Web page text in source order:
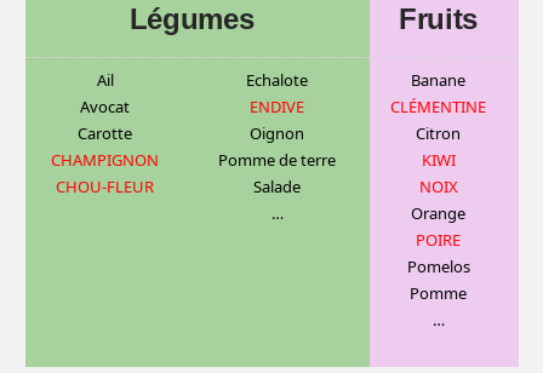
Légumes Fruits
Ail
Avocat
Carotte
CHAMPIGNON
CHOU-FLEUR
Echalote
ENDIVE
Oignon
Pomme de terre
Salade
…
Banane
CLÉMENTINE
Citron
KIWI
NOIX
Orange
POIRE
Pomelos
Pomme
…